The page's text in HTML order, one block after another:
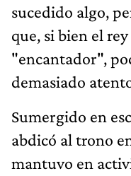
sucedido algo,
que, si bien el
"encantador",
demasiado
Sumergido en
abdicó al trono
mantuvo en